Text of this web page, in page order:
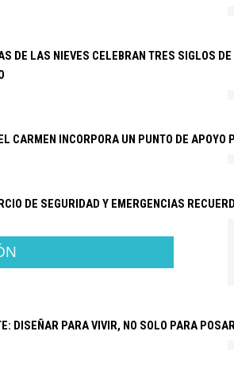
DE LAS NIEVES CELEBRAN TRES SIGLOS
CARMEN INCORPORA UN PUNTO DE
DE SEGURIDAD Y EMERGENCIAS
DISEÑAR PARA VIVIR, NO SOLO PARA